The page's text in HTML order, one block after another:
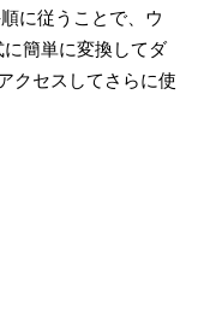
に従うことで、ウ
簡単に変換してダ
クセスしてさらに使